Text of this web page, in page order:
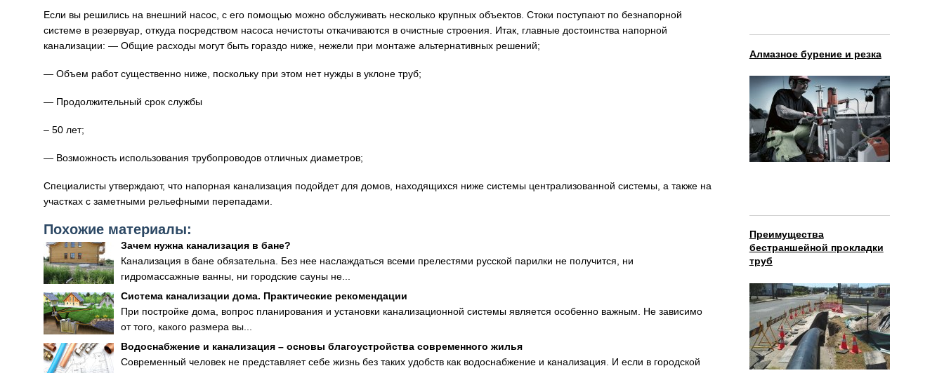
Алмазное бурение и резка
Преимущества
бестраншейной прокладки
труб
Если вы решились на внешний насос, с его помощью можно обслуживать несколько крупных объектов. Стоки поступают по безнапорной
системе в резервуар, откуда посредством насоса нечистоты откачиваются в очистные строения. Итак, главные достоинства напорной
канализации: — Общие расходы могут быть гораздо ниже, нежели при монтаже альтернативных решений;
— Объем работ существенно ниже, поскольку при этом нет нужды в уклоне труб;
— Продолжительный срок службы
– 50 лет;
— Возможность использования трубопроводов отличных диаметров;
Специалисты утверждают, что напорная канализация подойдет для домов, находящихся ниже системы централизованной системы, а также на
участках с заметными рельефными перепадами.
Похожие материалы:
Зачем нужна канализация в бане?
Канализация в бане обязательна. Без нее наслаждаться всеми прелестями русской парилки не получится, ни
гидромассажные ванны, ни городские сауны не...
Система канализации дома. Практические рекомендации
При постройке дома, вопрос планирования и установки канализационной системы является особенно важным. Не зависимо
от того, какого размера вы...
Водоснабжение и канализация – основы благоустройства современного жилья
Современный человек не представляет себе жизнь без таких удобств как водоснабжение и канализация. И если в городской